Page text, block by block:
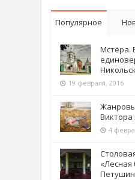
Популярное
Мстёра.
19 февраля, 2016
4
«Лесная